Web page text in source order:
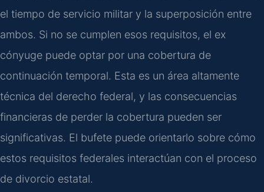
el tiempo de servicio militar y la superposición entre
ambos. Si no se cumplen esos requisitos, el ex
cónyuge puede optar por una cobertura de
continuación temporal. Esta es un área altamente
técnica del derecho federal, y las consecuencias
financieras de perder la cobertura pueden ser
significativas. El bufete puede orientarlo sobre cómo
estos requisitos federales interactúan con el proceso
de divorcio estatal.